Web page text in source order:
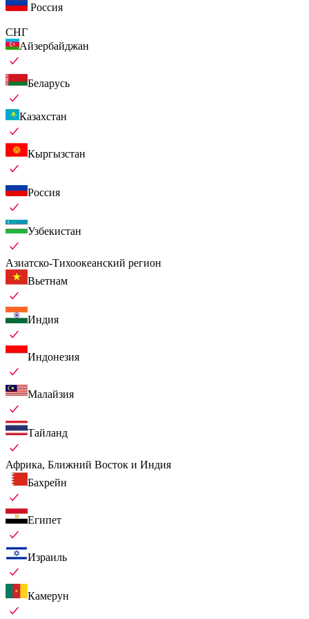
Россия
СНГ
Айзербайджан
Беларусь
Казахстан
Кыргызстан
Россия
Узбекистан
Азиатско-Тихоокеанский регион
Вьетнам
Индия
Индонезия
Малайзия
Тайланд
Африка, Ближний Восток и Индия
Бахрейн
Египет
Израиль
Камерун